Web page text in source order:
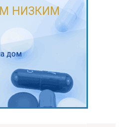
НИЗКИМ
дом